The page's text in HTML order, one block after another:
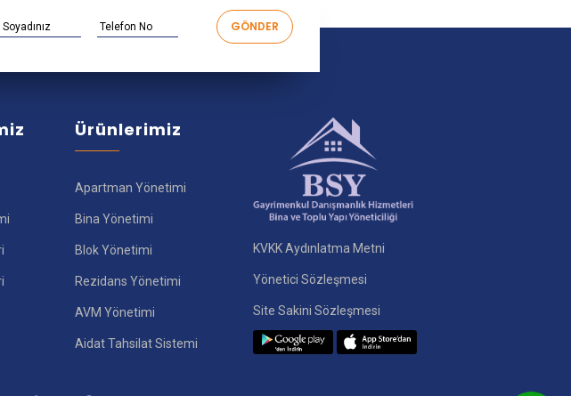
Ürünlerimiz
Apartman Yönetimi
Bina Yönetimi
Blok Yönetimi
Rezidans Yönetimi
AVM Yönetimi
Aidat Tahsilat Sistemi
KVKK Aydınlatma Metni
Yönetici Sözleşmesi
Site Sakini Sözleşmesi